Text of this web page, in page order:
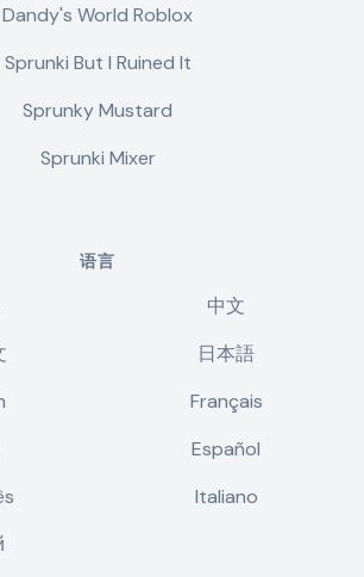
Dandy's World Roblox
Sprunki But I Ruined It
Sprunky Mustard
Sprunki Mixer
语言
中文
日本語
Français
Español
Italiano